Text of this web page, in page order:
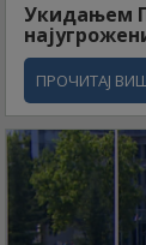
Укидањем
ПРОЧИТАЈ